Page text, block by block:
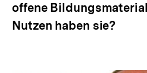
offene
Nutzen haben sie?